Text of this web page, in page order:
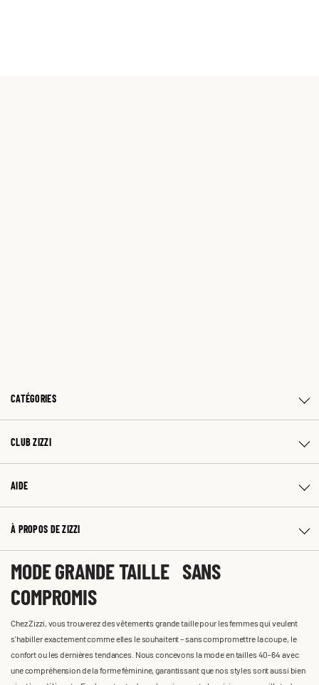
CATÉGORIES
CLUB ZIZZI
AIDE
À PROPOS DE ZIZZI
MODE GRANDE TAILLE SANS
COMPROMIS
Chez Zizzi, vous trouverez des vêtements grande taille pour les femmes qui veulent
s'habiller exactement comme elles le souhaitent – sans compromettre la coupe, le
confort ou les dernières tendances. Nous concevons la mode en tailles 40-64 avec
une compréhension de la forme féminine, garantissant que nos styles sont aussi bien